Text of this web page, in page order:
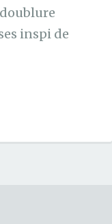
inspi de